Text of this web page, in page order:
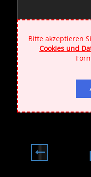
Ich akzeptiere
und stimme der
Bitte akzeptieren
Cookies und